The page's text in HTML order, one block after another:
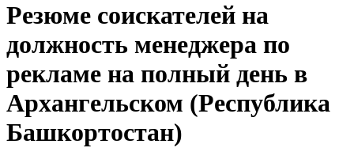
Резюме соискателей на
должность менеджера по
рекламе на полный день в
Архангельском (Республика
Башкортостан)